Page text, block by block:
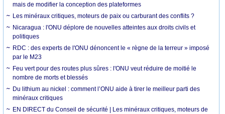
mais de modifier la conception des plateformes
Les minéraux critiques, moteurs de paix ou carburant des conflits ?
Nicaragua : l'ONU déplore de nouvelles atteintes aux droits civils et
politiques
RDC : des experts de l'ONU dénoncent le « règne de la terreur » imposé
par le M23
Feu vert pour des routes plus sûres : l'ONU veut réduire de moitié le
nombre de morts et blessés
Du lithium au nickel : comment l’ONU aide à tirer le meilleur parti des
minéraux critiques
EN DIRECT du Conseil de sécurité | Les minéraux critiques, moteurs de